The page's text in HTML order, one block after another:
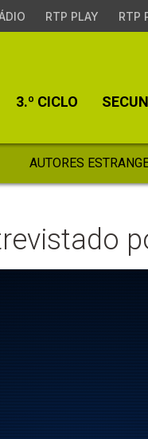
RTP PLAY RTP
3.º CICLO
AUTORES